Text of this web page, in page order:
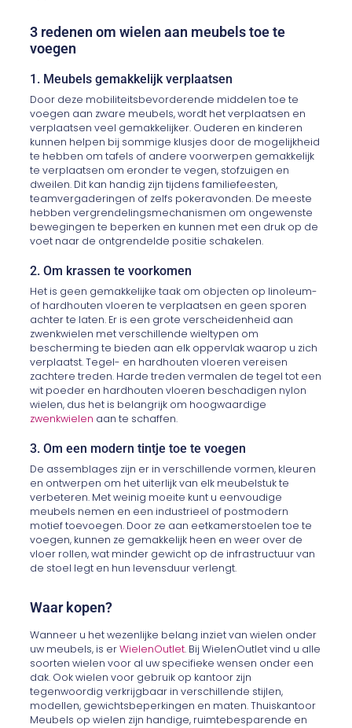
3 redenen om wielen aan meubels toe te
voegen
1. Meubels gemakkelijk verplaatsen
Door deze mobiliteitsbevorderende middelen toe te
voegen aan zware meubels, wordt het verplaatsen en
verplaatsen veel gemakkelijker. Ouderen en kinderen
kunnen helpen bij sommige klusjes door de mogelijkheid
te hebben om tafels of andere voorwerpen gemakkelijk
te verplaatsen om eronder te vegen, stofzuigen en
dweilen. Dit kan handig zijn tijdens familiefeesten,
teamvergaderingen of zelfs pokeravonden. De meeste
hebben vergrendelingsmechanismen om ongewenste
bewegingen te beperken en kunnen met een druk op de
voet naar de ontgrendelde positie schakelen.
2. Om krassen te voorkomen
Het is geen gemakkelijke taak om objecten op linoleum-
of hardhouten vloeren te verplaatsen en geen sporen
achter te laten. Er is een grote verscheidenheid aan
zwenkwielen met verschillende wieltypen om
bescherming te bieden aan elk oppervlak waarop u zich
verplaatst. Tegel- en hardhouten vloeren vereisen
zachtere treden. Harde treden vermalen de tegel tot een
wit poeder en hardhouten vloeren beschadigen nylon
wielen, dus het is belangrijk om hoogwaardige
zwenkwielen aan te schaffen.
3. Om een ​​modern tintje toe te voegen
De assemblages zijn er in verschillende vormen, kleuren
en ontwerpen om het uiterlijk van elk meubelstuk te
verbeteren. Met weinig moeite kunt u eenvoudige
meubels nemen en een industrieel of postmodern
motief toevoegen. Door ze aan eetkamerstoelen toe te
voegen, kunnen ze gemakkelijk heen en weer over de
vloer rollen, wat minder gewicht op de infrastructuur van
de stoel legt en hun levensduur verlengt.
Waar kopen?
Wanneer u het wezenlijke belang inziet van wielen onder
uw meubels, is erWielenOutlet. Bij WielenOutlet vind u alle
soorten wielen voor al uw specifieke wensen onder een
dak. Ook wielen voor gebruik op kantoor zijn
tegenwoordig verkrijgbaar in verschillende stijlen,
modellen, gewichtsbeperkingen en maten. Thuiskantoor
Meubels op wielen zijn handige, ruimtebesparende en